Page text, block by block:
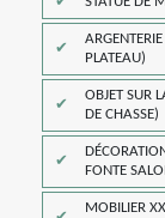
PLATEAU)
OBJET SUR
DE CHASSE)
FONTE
MOBILIER